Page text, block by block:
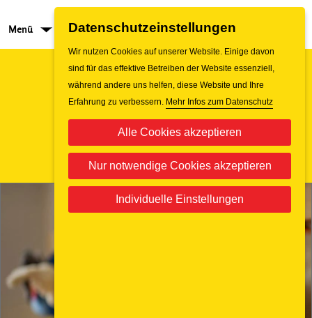
Menü Datenschutzeinstellungen
Wir nutzen Cookies auf unserer Website. Einige davon
sind für das effektive Betreiben der Website essenziell,
während andere uns helfen, diese Website und Ihre
Erfahrung zu verbessern. Mehr Infos zum Datenschutz
Alle Cookies akzeptieren
Nur notwendige Cookies akzeptieren
Individuelle Einstellungen